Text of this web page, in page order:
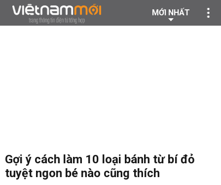
MỚI NHẤT
Gợi ý cách làm 10 loại bánh từ bí đỏ
tuyệt ngon bé nào cũng thích